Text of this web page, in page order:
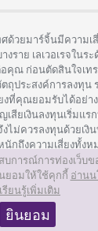
ศด้วยมาร์จิ้นมีความเ
ราย เลเวอเรจในร
คุณ ก่อนตัดสินใจเทร
ถุประสงค์การลงทุน
งที่คุณยอมรับได้อย่า
ยเงินลงทุนเริ่มแรก
ไม่ควรลงทุนด้วยเ
ถึงความเสี่ยงทั้งหม
ศ และขอคำแนะนำจ
อสงสัย
ถือครองโดย Axiory
บการณ์การท่องเว็
ยอมให้ใช้คุกกี้ อ่านน
รียนรู้เพิ่มเติม
ยินยอม